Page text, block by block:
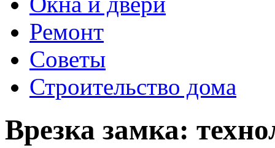
Ремонт
Советы
Строительство дома
Врезка замка: